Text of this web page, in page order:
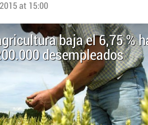
at 15:00
baja el 6,75 %
desempleados